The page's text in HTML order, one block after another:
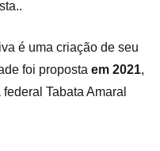
é uma criação de seu
foi proposta em 2021,
Tabata Amaral